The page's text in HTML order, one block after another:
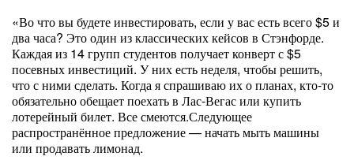
«Во что вы будете инвестировать, если у вас есть всего $5 и
два часа? Это один из классических кейсов в Стэнфорде.
Каждая из 14 групп студентов получает конверт с $5
посевных инвестиций. У них есть неделя, чтобы решить,
что с ними сделать. Когда я спрашиваю их о планах, кто-то
обязательно обещает поехать в Лас-Вегас или купить
лотерейный билет. Все смеются.Следующее
распространённое предложение — начать мыть машины
или продавать лимонад.